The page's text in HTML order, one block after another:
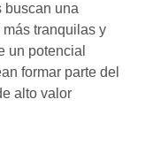
buscan una
tranquilas y
un potencial
formar parte del
alto valor